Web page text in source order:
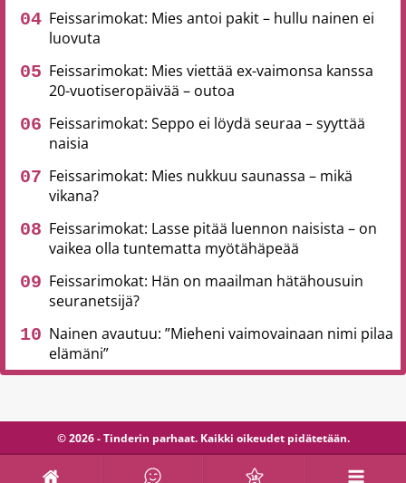
Feissarimokat: Mies antoi pakit – hullu nainen ei
luovuta
Feissarimokat: Mies viettää ex-vaimonsa kanssa
20-vuotiseropäivää – outoa
Feissarimokat: Seppo ei löydä seuraa – syyttää
naisia
Feissarimokat: Mies nukkuu saunassa – mikä
vikana?
Feissarimokat: Lasse pitää luennon naisista – on
vaikea olla tuntematta myötähäpeää
Feissarimokat: Hän on maailman hätähousuin
seuranetsijä?
Nainen avautuu: ”Mieheni vaimovainaan nimi pilaa
elämäni”
© 2026 - Tinderin parhaat. Kaikki oikeudet pidätetään.